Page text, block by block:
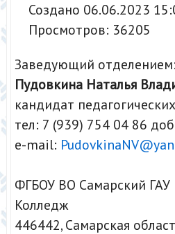
Создано 06.06.2023
Просмотров: 36205
Заведующий отделением:
Пудовкина Наталья
кандидат
тел: 7 (939) 754 04 86
e-mail:
ФГБОУ ВО Самарский ГАУ
Колледж
446442, Самарская